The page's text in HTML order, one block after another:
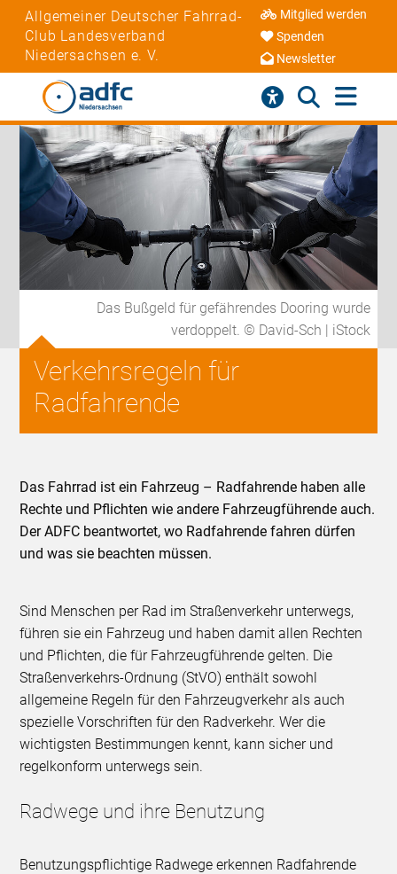
Allgemeiner Deutscher Fahrrad-
Club Landesverband
Niedersachsen e. V.
Mitglied werden
Spenden
Newsletter
Das Bußgeld für gefährendes Dooring wurde
verdoppelt. © David-Sch | iStock
Verkehrsregeln für
Radfahrende
Das Fahrrad ist ein Fahrzeug – Radfahrende haben alle
Rechte und Pflichten wie andere Fahrzeugführende auch.
Der ADFC beantwortet, wo Radfahrende fahren dürfen
und was sie beachten müssen.
Sind Menschen per Rad im Straßenverkehr unterwegs,
führen sie ein Fahrzeug und haben damit allen Rechten
und Pflichten, die für Fahrzeugführende gelten. Die
Straßenverkehrs-Ordnung (StVO) enthält sowohl
allgemeine Regeln für den Fahrzeugverkehr als auch
spezielle Vorschriften für den Radverkehr. Wer die
wichtigsten Bestimmungen kennt, kann sicher und
regelkonform unterwegs sein.
Radwege und ihre Benutzung
Benutzungspflichtige Radwege erkennen Radfahrende